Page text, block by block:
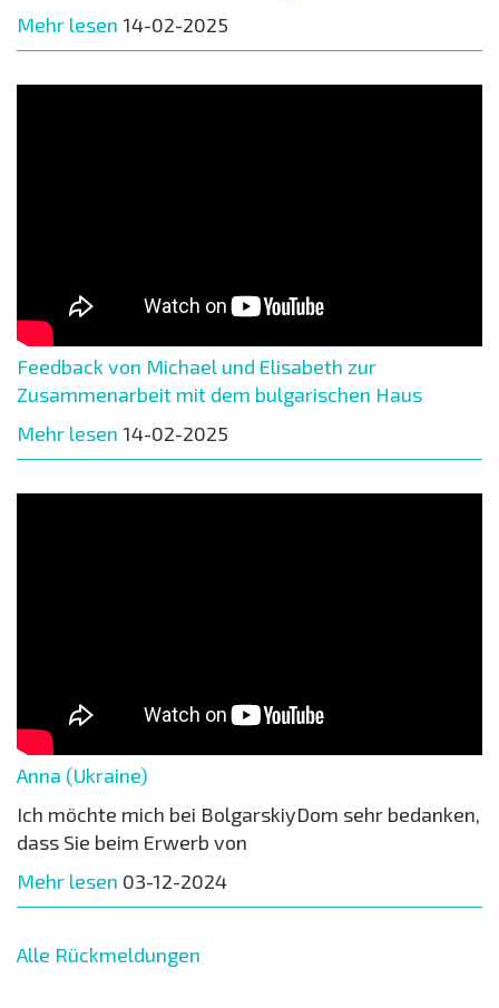
Mehr lesen 14-02-2025
Feedback von Michael und Elisabeth zur
Zusammenarbeit mit dem bulgarischen Haus
Mehr lesen 14-02-2025
Anna (Ukraine)
Ich möchte mich bei BolgarskiyDom sehr bedanken,
dass Sie beim Erwerb von
Mehr lesen 03-12-2024
Alle Rückmeldungen